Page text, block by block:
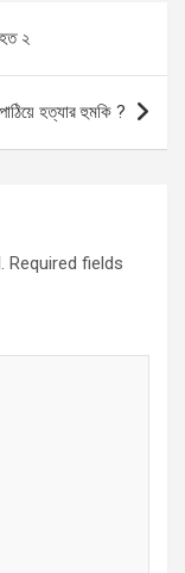
২
হত্যার হুমকি ?
Required fields